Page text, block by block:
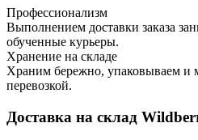
Профессионализм
Выполнением доставки заказа
обученные курьеры.
Хранение на складе
Храним бережно, упаковываем и
перевозкой.
Доставка на склад